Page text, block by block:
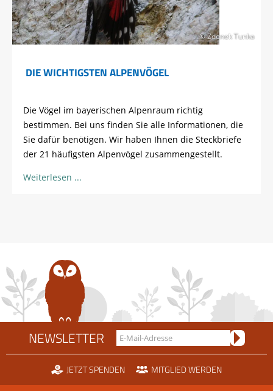
© Zdenek Tunka
DIE WICHTIGSTEN ALPENVÖGEL
Die Vögel im bayerischen Alpenraum richtig
bestimmen. Bei uns finden Sie alle Informationen, die
Sie dafür benötigen. Wir haben Ihnen die Steckbriefe
der 21 häufigsten Alpenvögel zusammengestellt.
Weiterlesen
NEWSLETTER
JETZT SPENDEN MITGLIED WERDEN